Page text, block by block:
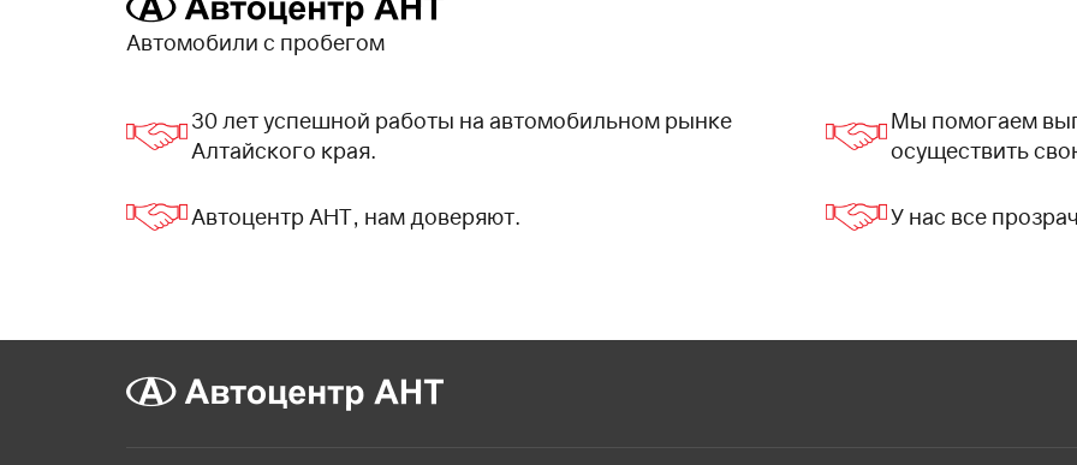
Автомобили с пробегом
30 лет успешной работы на автомобильном рынке
Алтайского края.
Мы помогаем
осуществить
Автоцентр АНТ, нам доверяют. У нас все